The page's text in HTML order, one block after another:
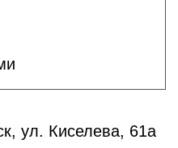
ул. Киселева, 61а